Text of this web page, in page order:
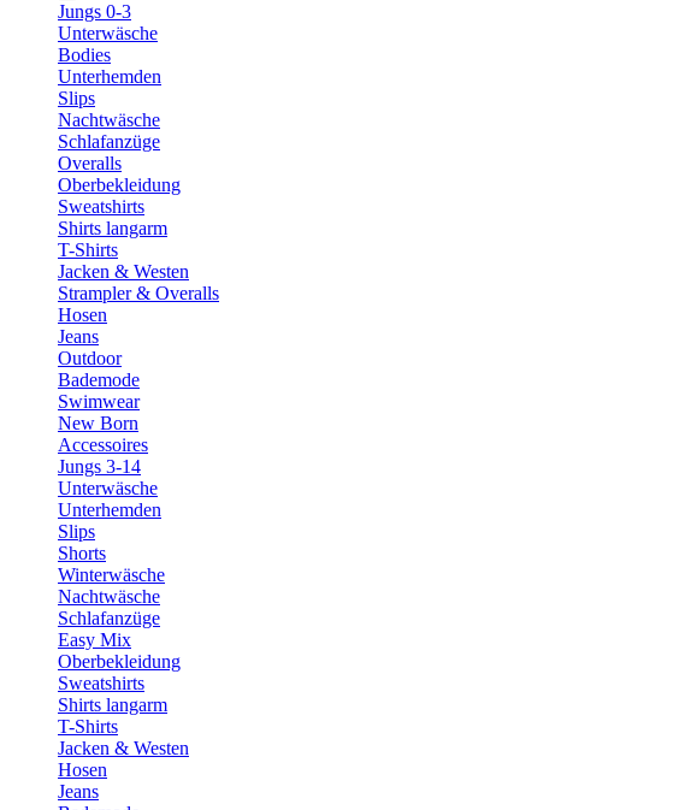
Jungs 0-3
Unterwäsche
Bodies
Unterhemden
Slips
Nachtwäsche
Schlafanzüge
Overalls
Oberbekleidung
Sweatshirts
Shirts langarm
T-Shirts
Jacken & Westen
Strampler & Overalls
Hosen
Jeans
Outdoor
Bademode
Swimwear
New Born
Accessoires
Jungs 3-14
Unterwäsche
Unterhemden
Slips
Shorts
Winterwäsche
Nachtwäsche
Schlafanzüge
Easy Mix
Oberbekleidung
Sweatshirts
Shirts langarm
T-Shirts
Jacken & Westen
Hosen
Jeans